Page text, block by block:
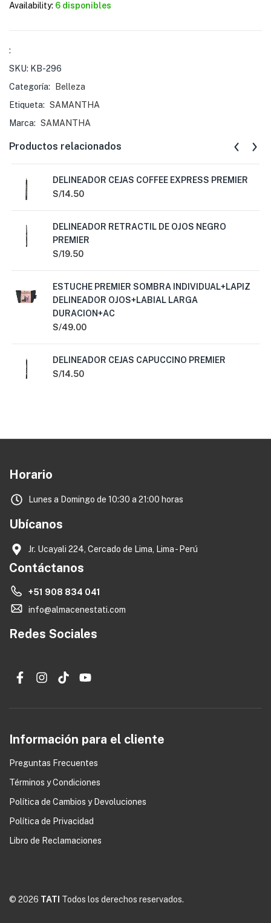
Availability: 6 disponibles
:
SKU: KB-296
Categoría:
Belleza
Etiqueta: SAMANTHA
Marca: SAMANTHA
Productos relacionados
DELINEADOR CEJAS COFFEE EXPRESS PREMIER
S/14.50
DELINEADOR RETRACTIL DE OJOS NEGRO
PREMIER
S/19.50
ESTUCHE PREMIER SOMBRA INDIVIDUAL+LAPIZ
DELINEADOR OJOS+LABIAL LARGA
DURACION+AC
S/49.00
DELINEADOR CEJAS CAPUCCINO PREMIER
S/14.50
Horario
Lunes a Domingo de 10:30 a 21:00 horas
Ubícanos
Jr. Ucayali 224, Cercado de Lima, Lima - Perú
Contáctanos
+51 908 834 041
info@almacenestati.com
Redes Sociales
Información para el cliente
Preguntas Frecuentes
Términos y Condiciones
Política de Cambios y Devoluciones
Política de Privacidad
Libro de Reclamaciones
© 2026 TATI Todos los derechos reservados.